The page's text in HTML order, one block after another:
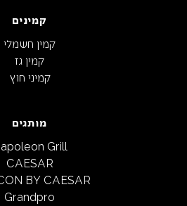
קמינים
קמין חשמלי
קמין גז
קמיני חוץ
מותגים
Grill
CAESAR
BY CAESAR
Grandpro